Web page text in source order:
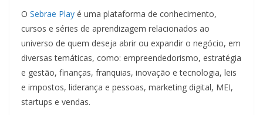
O Sebrae Play é uma plataforma de conhecimento,
cursos e séries de aprendizagem relacionados ao
universo de quem deseja abrir ou expandir o negócio, em
diversas temáticas, como: empreendedorismo, estratégia
e gestão, finanças, franquias, inovação e tecnologia, leis
e impostos, liderança e pessoas, marketing digital, MEI,
startups e vendas.